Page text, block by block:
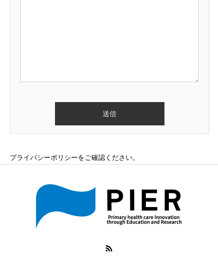
プライバシーポリシーをご確認ください。